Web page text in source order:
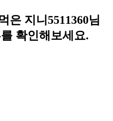
은 지니5511360님
확인해보세요.